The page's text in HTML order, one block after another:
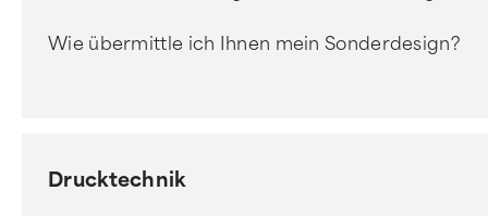
Wie übermittle ich Ihnen mein Sonderdesign?
Drucktechnik